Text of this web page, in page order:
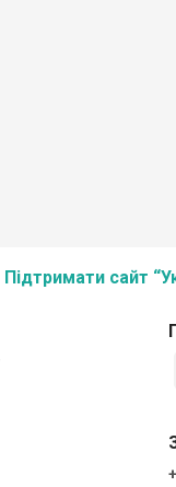
Підтримати сайт